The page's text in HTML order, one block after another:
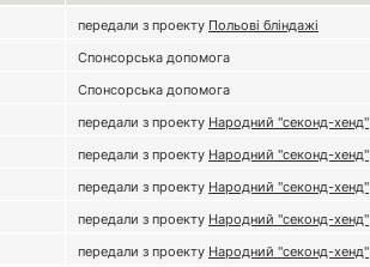
передали з проекту Польові бліндажі
Спонсорська допомога
Спонсорська допомога
передали з проекту Народний "секонд-хенд"
передали з проекту Народний "секонд-хенд"
передали з проекту Народний "секонд-хенд"
передали з проекту Народний "секонд-хенд"
передали з проекту Народний "секонд-хенд"